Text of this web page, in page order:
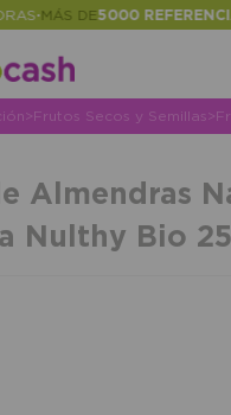
•MÁS DE 5000
>Frutos Secos y Semillas >
Almendras
Nulthy Bio